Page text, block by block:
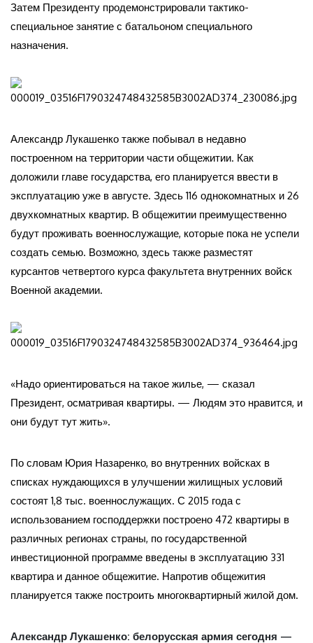
Затем Президенту продемонстрировали тактико-
специальное занятие с батальоном специального
назначения.
Александр Лукашенко также побывал в недавно
построенном на территории части общежитии. Как
доложили главе государства, его планируется ввести в
эксплуатацию уже в августе. Здесь 116 однокомнатных и 26
двухкомнатных квартир. В общежитии преимущественно
будут проживать военнослужащие, которые пока не успели
создать семью. Возможно, здесь также разместят
курсантов четвертого курса факультета внутренних войск
Военной академии.
«Надо ориентироваться на такое жилье, — сказал
Президент, осматривая квартиры. — Людям это нравится, и
они будут тут жить».
По словам Юрия Назаренко, во внутренних войсках в
списках нуждающихся в улучшении жилищных условий
состоят 1,8 тыс. военнослужащих. С 2015 года с
использованием господдержки построено 472 квартиры в
различных регионах страны, по государственной
инвестиционной программе введены в эксплуатацию 331
квартира и данное общежитие. Напротив общежития
планируется также построить многоквартирный жилой дом.
Александр Лукашенко: белорусская армия сегодня —